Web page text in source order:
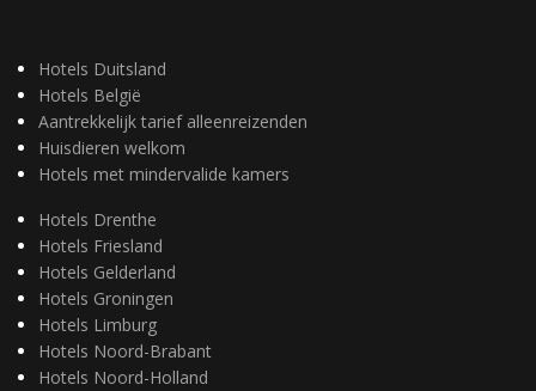
Hotels Duitsland
Hotels België
Aantrekkelijk tarief alleenreizenden
Huisdieren welkom
Hotels met mindervalide kamers
Hotels Drenthe
Hotels Friesland
Hotels Gelderland
Hotels Groningen
Hotels Limburg
Hotels Noord-Brabant
Hotels Noord-Holland